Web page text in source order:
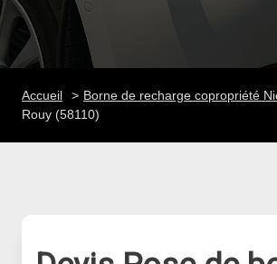
Accueil
Borne de recharge copropriété
Rouy (58110)